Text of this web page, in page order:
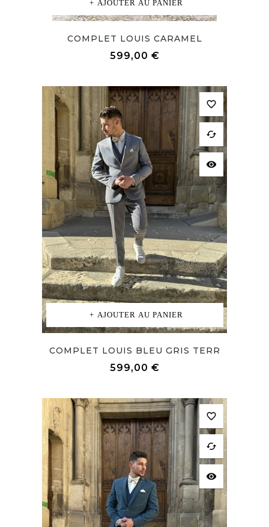
AJOUTER AU PANIER
COMPLET LOUIS CARAMEL
599,00 €Prix
AJOUTER AU PANIER
favorite_border
cached
visibility
COMPLET LOUIS BLEU GRIS TERR
599,00 €Prix
favorite_border
cached
visibility